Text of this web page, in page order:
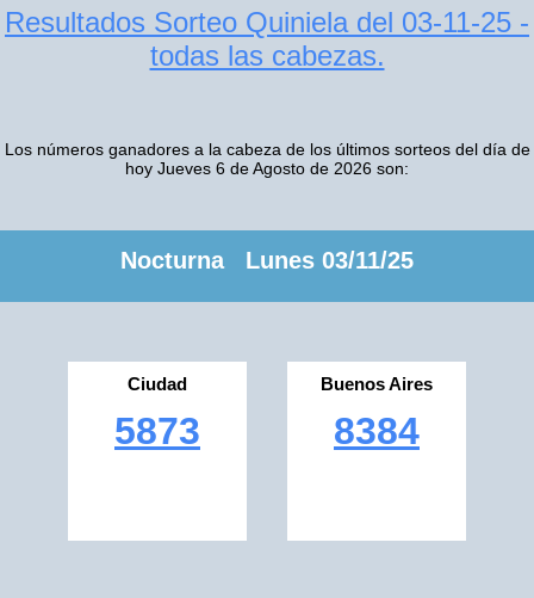
Resultados Sorteo Quiniela del 03-11-25 -
todas las cabezas.
Los números ganadores a la cabeza de los últimos sorteos del día de
hoy Jueves 6 de Agosto de 2026 son:
Nocturna Lunes 03/11/25
Ciudad
5873
Buenos Aires
8384